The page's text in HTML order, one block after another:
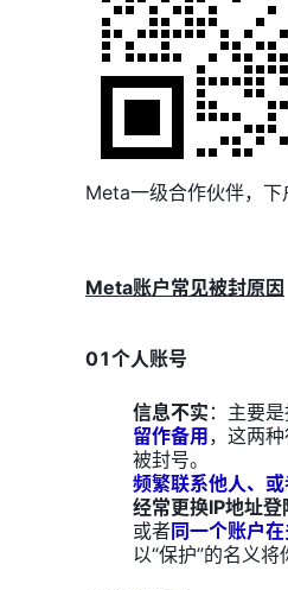
Meta一级合作伙伴，
Meta账户常见被封原因
01个人账号
信息不实 ：主要
留作备用 ，这两
被封号。
频繁联系他人、
经常更换IP地址登
或者同一个账户
以“保护”的名义将